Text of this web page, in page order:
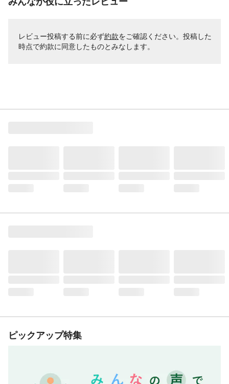
レビュー投稿する前に必ず約款をご確認ください。投稿した
時点で約款に同意したものとみなします。
ピックアップ特集